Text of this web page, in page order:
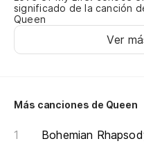
significado de la canción
Queen
Ver
Más canciones de Queen
Bohemian